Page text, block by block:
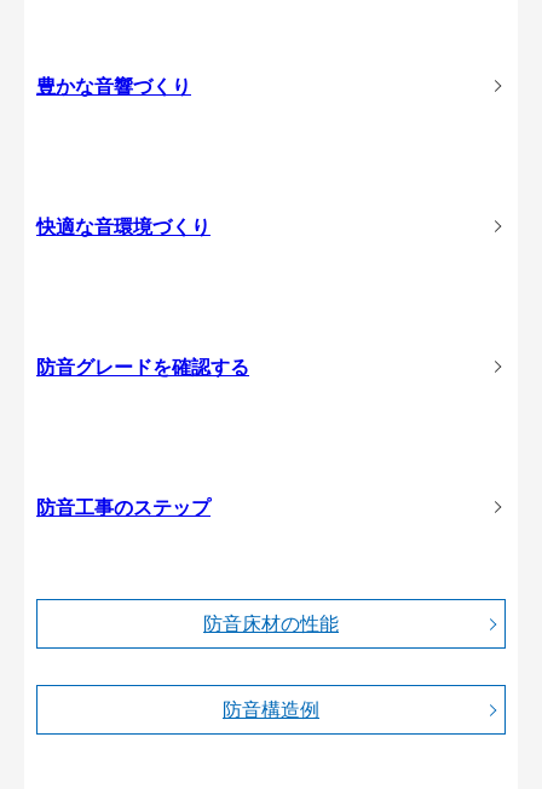
豊かな音響づくり
快適な音環境づくり
防音グレードを確認する
防音工事のステップ
防音床材の性能
防音構造例